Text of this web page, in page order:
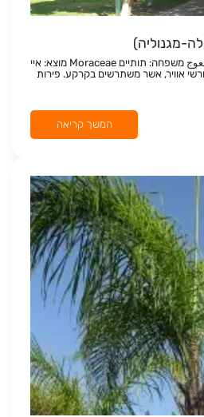
מגנוליה)
Ficus oblique | الفيكاس المعوج משפחה: תותיים Moraceae מוצא: איי
אוויר, אשר משתרשים בקרקע. פירות
המשך קריאה